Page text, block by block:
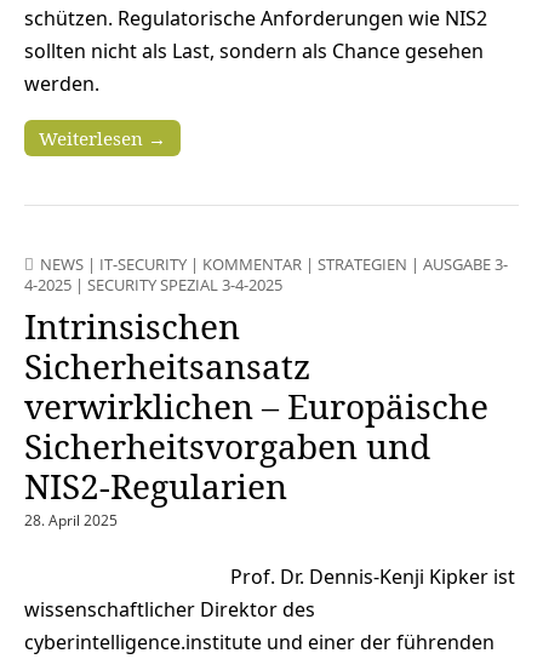
schützen. Regulatorische Anforderungen wie NIS2
sollten nicht als Last, sondern als Chance gesehen
werden.
Weiterlesen →
NEWS | IT-SECURITY | KOMMENTAR | STRATEGIEN | AUSGABE 3-
4-2025 | SECURITY SPEZIAL 3-4-2025
Intrinsischen
Sicherheitsansatz
verwirklichen – Europäische
Sicherheitsvorgaben und
NIS2-Regularien
28. April 2025
Prof. Dr. Dennis-Kenji Kipker ist
wissenschaftlicher Direktor des
cyberintelligence.institute und einer der führenden